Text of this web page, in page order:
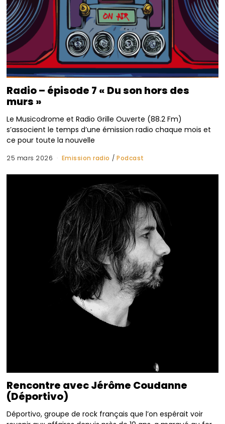
Radio – épisode 7 « Du son hors des
murs »
Le Musicodrome et Radio Grille Ouverte (88.2 Fm)
s’associent le temps d’une émission radio chaque mois et
ce pour toute la nouvelle
25 mars 2026 Emission radio / Podcast
Rencontre avec Jérôme Coudanne
(Déportivo)
Déportivo, groupe de rock français que l’on espérait voir